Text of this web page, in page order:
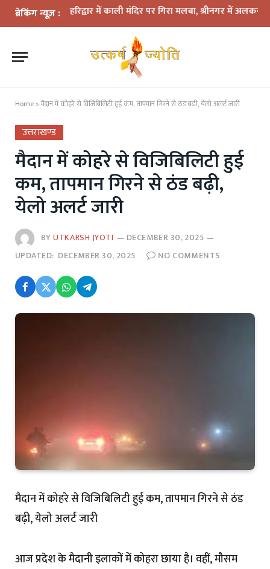
ब्रेकिंग न्यूज़ :
का कहर: हरिद्वार में काली मंदिर पर गिरा मलबा, श्रीनगर में अलकनंदा का
Home »मैदान में कोहरे से विजिबिलिटी हुई कम, तापमान गिरने से ठंड बढ़ी, येलो अलर्ट जारी
उत्तराखण्ड
मैदान में कोहरे से विजिबिलिटी हुई
कम, तापमान गिरने से ठंड बढ़ी,
येलो अलर्ट जारी
BYUTKARSH JYOTI
DECEMBER 30, 2025
UPDATED: DECEMBER 30, 2025 NO COMMENTS
मैदान में कोहरे से विजिबिलिटी हुई कम, तापमान गिरने से ठंड
बढ़ी, येलो अलर्ट जारी
आज प्रदेश के मैदानी इलाकों में कोहरा छाया है। वहीं, मौसम